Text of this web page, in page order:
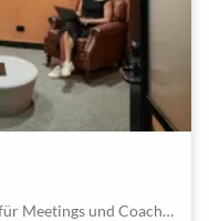
Heller Fokusraum in Carlton – ideal für Meetings und Coachings